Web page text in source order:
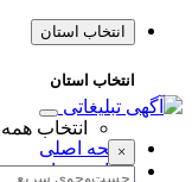
انتخاب استان
انتخاب استان
انتخاب همه
×
صفحه اصلی
طراحی سایت